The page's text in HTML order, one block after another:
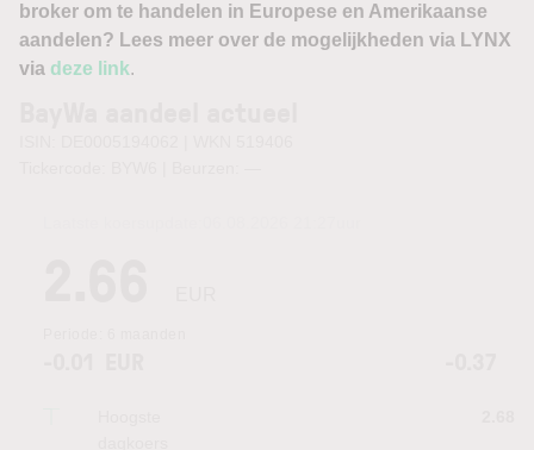
broker om te handelen in Europese en Amerikaanse
aandelen? Lees meer over de mogelijkheden via LYNX
via deze link.